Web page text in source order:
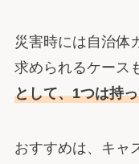
災害時には自治体
求められるケース
として、1つは持
おすすめは、キャ